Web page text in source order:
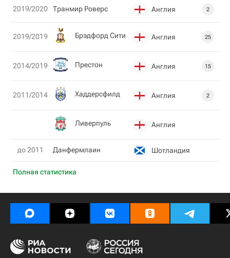
Полная статистика
2019/2020 Транмир Роверс Англия 2
2019/2019 Брэдфорд Сити Англия 25
2014/2019 Престон Англия 15
2011/2014 Хаддерсфилд Англия 2
Ливерпуль Англия
до 2011 Данфермлаин Шотландия